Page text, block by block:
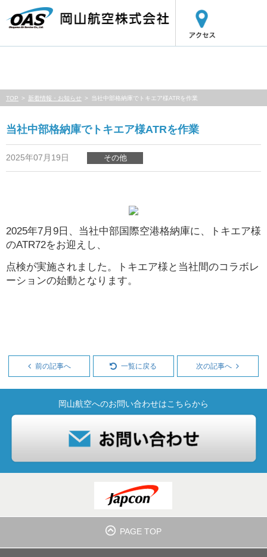
TOP 新着情報・お知らせ 当社中部格納庫でトキエア様ATRを作業
当社中部格納庫でトキエア様ATRを作業
2025年07月19日 その他
2025年7月 9 日、当社中部国際空港格納庫に、トキエア様
のATR72をお迎えし、
点検が実施されました。トキエア様と当社間のコラボレ
ーションの始動となります。
前の記事へ 一覧に戻る 次の記事へ
岡山航空へのお問い合わせはこちらから
PAGE TOP